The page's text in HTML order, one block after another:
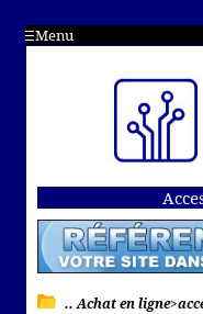
Menu
.. Achat en